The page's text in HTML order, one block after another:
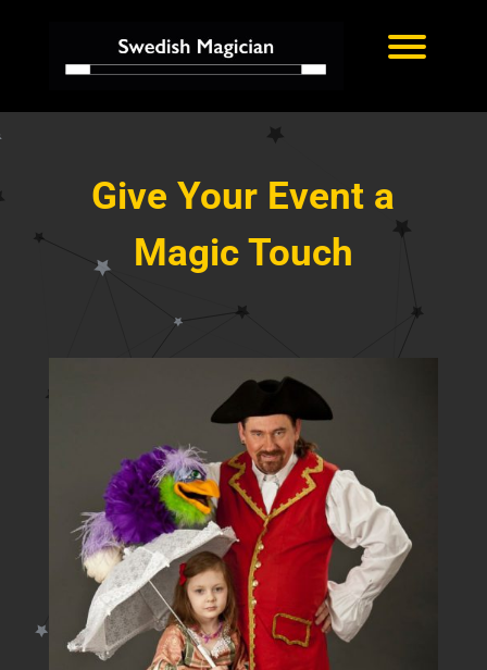
Give Your Event a
Magic Touch